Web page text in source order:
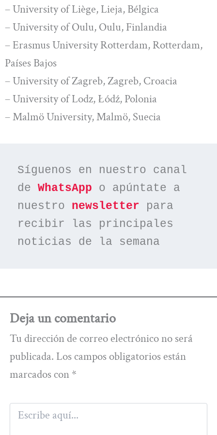
– University of Liège, Lieja, Bélgica
– University of Oulu, Oulu, Finlandia
– Erasmus University Rotterdam, Rotterdam,
Países Bajos
– University of Zagreb, Zagreb, Croacia
– University of Lodz, Łódź, Polonia
– Malmö University, Malmö, Suecia
Síguenos en nuestro canal
de WhatsApp o apúntate a
nuestro newsletter para
recibir las principales
noticias de la semana
Deja un comentario
Tu dirección de correo electrónico no será
publicada. Los campos obligatorios están
marcados con *
Escribe
aquí...